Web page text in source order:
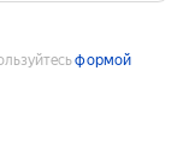
формой